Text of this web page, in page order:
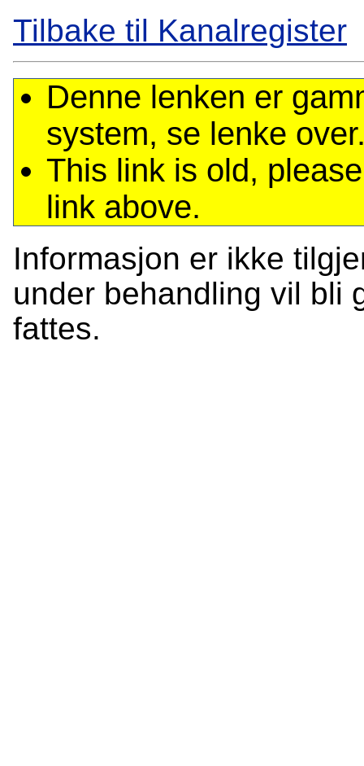
Tilbake til Kanalregister
Denne lenken er
system, se lenke
This link is old,
link above.
Informasjon er ikke
under behandling vil bli
fattes.